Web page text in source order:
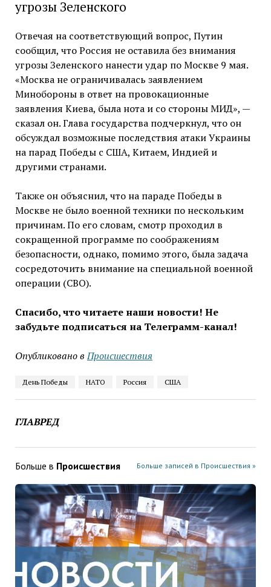
угрозы Зеленского
Отвечая на соответствующий вопрос, Путин
сообщил, что Россия не оставила без внимания
угрозы Зеленского нанести удар по Москве 9 мая.
«Москва не ограничивалась заявлением
Минобороны в ответ на провокационные
заявления Киева, была нота и со стороны МИД», —
сказал он. Глава государства подчеркнул, что он
обсуждал возможные последствия атаки Украины
на парад Победы с США, Китаем, Индией и
другими странами.
Также он объяснил, что на параде Победы в
Москве не было военной техники по нескольким
причинам. По его словам, смотр проходил в
сокращенной программе по соображениям
безопасности, однако, помимо этого, была задача
сосредоточить внимание на специальной военной
операции (СВО).
Спасибо, что читаете наши новости! Не
забудьте подписаться на Телеграмм-канал!
Опубликовано в Проиcшествия
День Победы НАТО Россия США
ГЛАВРЕД
Больше в Проиcшествия Больше записей в Проиcшествия »